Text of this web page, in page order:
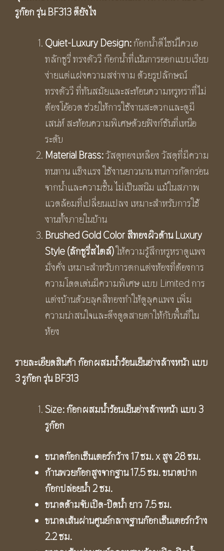
รูก๊อก รุ่นBF313 ดียังไง
Quiet-Luxury Design:ก๊อกน้ำดีไซน์ไควเอ
ทลักชูรี่ ทรงตัววี ก๊อกน้ำที่เน้นการออกแบบเรียบ
ง่ายแต่แฝงความสง่างาม ด้วยรูปลักษณ์
ทรงตัววี ที่ทันสมัยและสะท้อนความหรูหราที่ไม่
ต้องโอ้อวด ช่วยให้การใช้งานสะดวกและดูมี
เสน่ห์ สะท้อนความพิเศษด้วยฟังก์ชันที่เหนือ
ระดับ
Material Brass:วัสดุทองเหลือง วัสดุที่มีความ
ทนทาน แข็งแรง ใช้งานยาวนาน ทนการกัดกร่อน
จากน้ำและความชื้น ไม่เป็นสนิม แม้ในสภาพ
แวดล้อมที่เปลี่ยนแปลง เหมาะสำหรับการใช้
งานทั้งภายในบ้าน
Brushed Gold Color สีทองผิวด้าน Luxury
Style (ลักชูรี่สไตล์)ให้ความรู้สึกหรูหราดูแพง
มั่งคั่ง เหมาะสำหรับการตกแต่งห้องที่ต้องการ
ความโดดเด่นมีความพิเศษ แบบ Limited การ
แต่งบ้านด้วยลุคสีทองทำให้ดูลุคแพง เพิ่ม
ความน่าสนใจและดึงดูดสายตาให้กับพื้นที่ใน
ห้อง
รายละเอียดสินค้า ก๊อกผสมน้ำร้อนเย็นอ่างล้างหน้า แบบ
3 รูก๊อก รุ่นBF313
Size: ก๊อกผสมน้ำร้อนเย็นอ่างล้างหน้า แบบ 3
รูก๊อก
ขนาดก๊อกเซ็นเตอร์กว้าง 17 ซม.x สูง 28 ซม.
ก้านพวยก๊อกสูงจากฐาน 17.5 ซม. ขนาดปาก
ก๊อกปล่อยน้ำ 2 ซม.
ขนาดด้ามจับเปิด-ปิดน้ำ ยาว 7.5 ซม.
ขนาดเส้นผ่านศูนย์กลางฐานก๊อกเซ็นเตอร์กว้าง
2.2 ซม.